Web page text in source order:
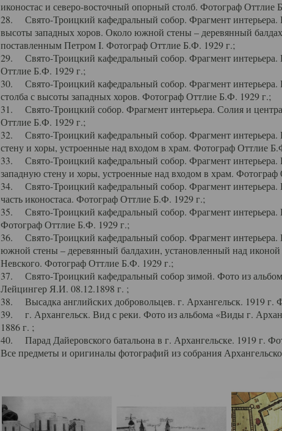
иконостас и северо-восточный опорный столб. Фотограф Оттлие
28. Свято-Троицкий кафедральный собор. Фрагмент интерьера.
высоты западных хоров. Около южной стены – деревянный
поставленным Петром I. Фотограф Оттлие Б.Ф. 1929 г.;
29. Свято-Троицкий кафедральный собор. Фрагмент интерьера.
Оттлие Б.Ф. 1929 г.;
30. Свято-Троицкий кафедральный собор. Фрагмент
столба с высоты западных хоров. Фотограф Оттлие Б.Ф. 1929 г.;
31. Свято-Троицкий собор. Фрагмент интерьера. Солия и
Оттлие Б.Ф. 1929 г.;
32. Свято-Троицкий кафедральный собор. Фрагмент интерьера.
стену и хоры, устроенные над входом в храм. Фотограф Оттлие
33. Свято-Троицкий кафедральный собор. Фрагмент интерьера.
западную стену и хоры, устроенные над входом в храм.
34. Свято-Троицкий кафедральный собор. Фрагмент интерьера.
часть иконостаса. Фотограф Оттлие Б.Ф. 1929 г.;
35. Свято-Троицкий кафедральный собор. Фрагмент
Фотограф Оттлие Б.Ф. 1929 г.;
36. Свято-Троицкий кафедральный собор. Фрагмент интерьера.
южной стены – деревянный балдахин, установленный над иконой
Невского. Фотограф Оттлие Б.Ф. 1929 г.;
37. Свято-Троицкий кафедральный собор зимой. Фото из
Лейцингер Я.И. 08.12.1898 г. ;
38. Высадка английских добровольцев. г. Архангельск. 1919 г.
39. г. Архангельск. Вид с реки. Фото из альбома «Виды г.
1886 г. ;
40. Парад Дайеровского батальона в г. Архангельске. 1919 г.
Все предметы и оригиналы фотографий из собрания